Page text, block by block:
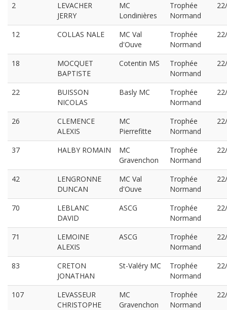
2
LEVACHER
JERRY
MC
Londinières
Trophée
Normand
12 COLLAS NALE
MC Val
d'Ouve
Trophée
Normand
18
MOCQUET
BAPTISTE
Cotentin MS
Trophée
Normand
22
BUISSON
NICOLAS
Basly MC
Trophée
Normand
26
CLEMENCE
ALEXIS
MC
Pierrefitte
Trophée
Normand
37 HALBY ROMAIN
MC
Gravenchon
Trophée
Normand
42
LENGRONNE
DUNCAN
MC Val
d'Ouve
Trophée
Normand
70
LEBLANC
DAVID
ASCG
Trophée
Normand
71
LEMOINE
ALEXIS
ASCG
Trophée
Normand
83
CRETON
JONATHAN
St-Valéry MC
Trophée
Normand
107
LEVASSEUR
CHRISTOPHE
MC
Gravenchon
Trophée
Normand